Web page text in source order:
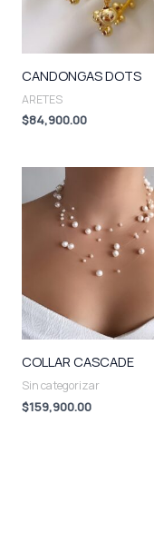
CANDONGAS DOTS
ARETES
$84,900.00
COLLAR CASCADE
Sin categorizar
$159,900.00